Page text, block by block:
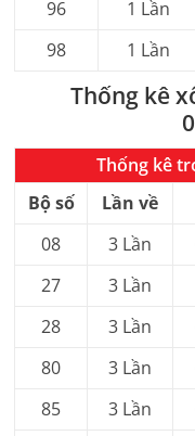
96 1 Lần
98 1 Lần
Thống kê
Thống kê
Bộ số
Lần về
08
3 Lần
27 3 Lần
28 3 Lần
80 3 Lần
85 3 Lần